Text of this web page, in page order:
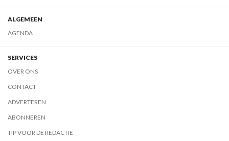
ALGEMEEN
AGENDA
SERVICES
OVER ONS
CONTACT
ADVERTEREN
ABONNEREN
TIP VOOR DE REDACTIE